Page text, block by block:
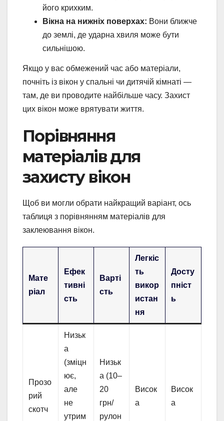
його крихким.
Вікна на нижніх поверхах: Вони ближче
до землі, де ударна хвиля може бути
сильнішою.
Якщо у вас обмежений час або матеріали,
почніть із вікон у спальні чи дитячій кімнаті —
там, де ви проводите найбільше часу. Захист
цих вікон може врятувати життя.
Порівняння
матеріалів для
захисту вікон
Щоб ви могли обрати найкращий варіант, ось
таблиця з порівнянням матеріалів для
заклеювання вікон.
Мате
ріал
Ефек
тивні
сть
Варті
сть
Легкіс
ть
викор
истан
ня
Досту
пніст
ь
Прозо
рий
скотч
Низьк
а
(зміцн
ює,
але
не
утрим
Низьк
а (10–
20
грн/
рулон
Висок
а
Висок
а